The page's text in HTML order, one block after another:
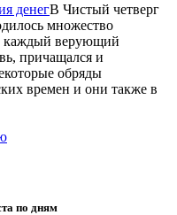
В Чистый четверг
множество
каждый верующий
причащался и
обряды
времен и они также в
по дням